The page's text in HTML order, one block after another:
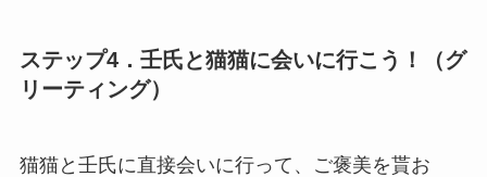
ステップ4．壬氏と猫猫に会いに行こう！（グ
リーティング）
猫猫と壬氏に直接会いに行って、ご褒美を貰お